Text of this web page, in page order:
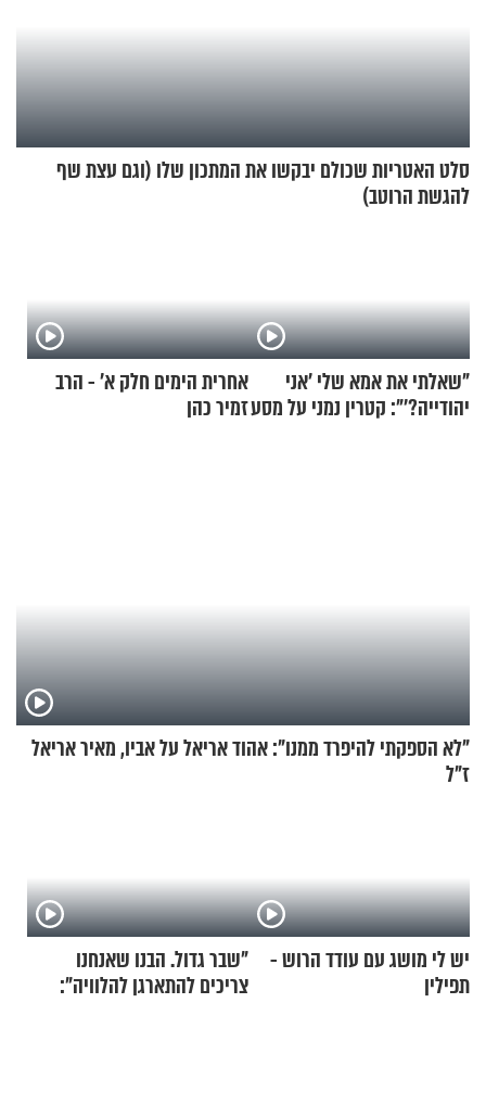
סלט האטריות שכולם יבקשו את המתכון שלו (וגם עצת שף
להגשת הרוטב)
"שאלתי את אמא שלי 'אני
יהודייה?'": קטרין נמני על מסע
אחרית הימים חלק א’ - הרב
זמיר כהן
"לא הספקתי להיפרד ממנו": אהוד אריאל על אביו, מאיר אריאל
ז"ל
יש לי מושג עם עודד הרוש -
תפילין
"שבר גדול. הבנו שאנחנו
צריכים להתארגן להלוויה":